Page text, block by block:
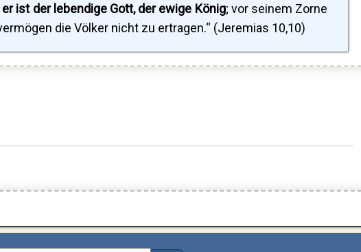
ist der lebendige Gott, der ewige König; vor seinem Zorne
die Völker nicht zu ertragen.“ (Jeremias 10,10)